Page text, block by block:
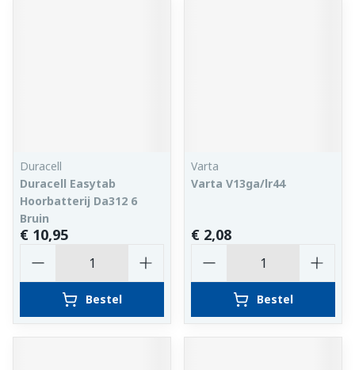
Duracell
Duracell Easytab
Hoorbatterij Da312 6
Bruin
€ 10,95
Bestel
Varta
Varta V13ga/lr44
€ 2,08
Bestel